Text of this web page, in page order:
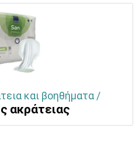
και βοηθήματα /
ακράτειας